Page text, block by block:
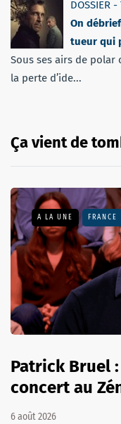
DOSSIER
On
tueur qui
Sous ses airs de polar
la perte d’ide...
Ça vient de
A LA UNE FRANCE
Patrick Bruel
concert au
6 août 2026